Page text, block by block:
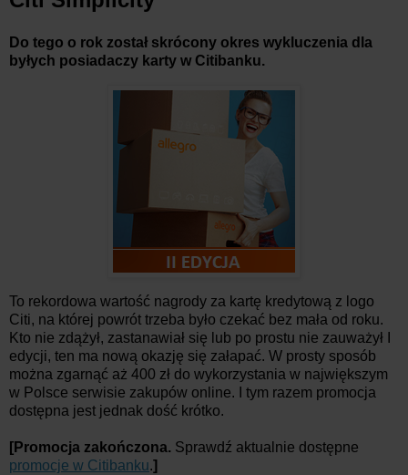
Do tego o rok został skrócony okres wykluczenia dla
byłych posiadaczy karty w Citibanku.
To rekordowa wartość nagrody za kartę kredytową z logo
Citi, na której powrót trzeba było czekać bez mała od roku.
Kto nie zdążył, zastanawiał się lub po prostu nie zauważył I
edycji, ten ma nową okazję się załapać. W prosty sposób
można zgarnąć aż 400 zł do wykorzystania w największym
w Polsce serwisie zakupów online. I tym razem promocja
dostępna jest jednak dość krótko.
[Promocja zakończona. Sprawdź aktualnie dostępne
promocje w Citibanku.]